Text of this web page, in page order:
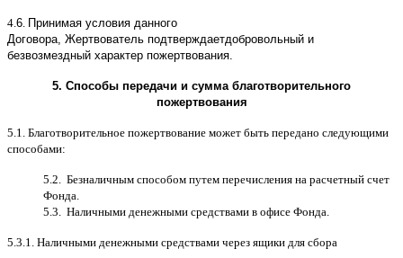
4. 6 Принимая условия данного
Договора, Жертвователь подтверждаетдобровольный и
безвозмездный характер пожертвования
5. Способы передачи и сумма благотворительного
пожертвования
5.1. Благотворительное пожертвование может быть передано следующими
способами:
5.2. Безналичным способом путем перечисления на расчетный счет
Фонда
5.3. Наличными денежными средствами в офисе Фонда
5.3.1. Наличными денежными средствами через ящики для сбора